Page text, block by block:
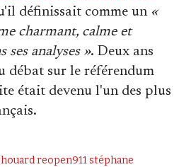
définissait comme un «
charmant, calme et
analyses ». Deux ans
débat sur le référendum
était devenu l'un des plus
reopen911stéphane